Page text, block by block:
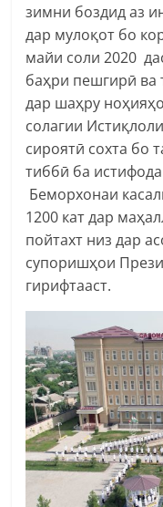
зимни боздид аз
дар мулоқот бо
майи соли 2020
баҳри пешгирӣ ва
дар шаҳру
солагии
сироятӣ сохта бо
тиббӣ ба
Беморхонаи
1200 кат дар
пойтахт низ дар
супоришҳои
гирифтааст.